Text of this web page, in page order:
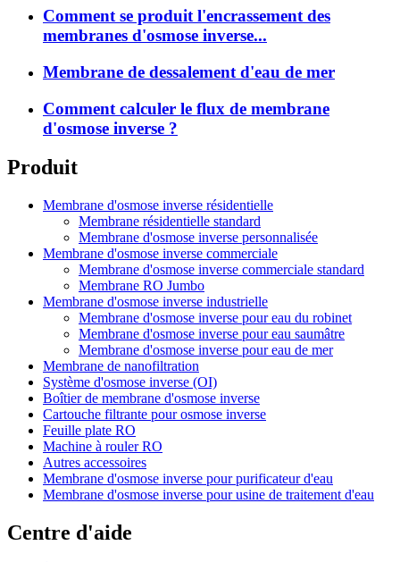
Comment se produit l'encrassement des
membranes d'osmose inverse...
Membrane de dessalement d'eau de mer
Comment calculer le flux de membrane
d'osmose inverse ?
Produit
Membrane d'osmose inverse résidentielle
Membrane résidentielle standard
Membrane d'osmose inverse personnalisée
Membrane d'osmose inverse commerciale
Membrane d'osmose inverse commerciale standard
Membrane RO Jumbo
Membrane d'osmose inverse industrielle
Membrane d'osmose inverse pour eau du robinet
Membrane d'osmose inverse pour eau saumâtre
Membrane d'osmose inverse pour eau de mer
Membrane de nanofiltration
Système d'osmose inverse (OI)
Boîtier de membrane d'osmose inverse
Cartouche filtrante pour osmose inverse
Feuille plate RO
Machine à rouler RO
Autres accessoires
Membrane d'osmose inverse pour purificateur d'eau
Membrane d'osmose inverse pour usine de traitement d'eau
Centre d'aide